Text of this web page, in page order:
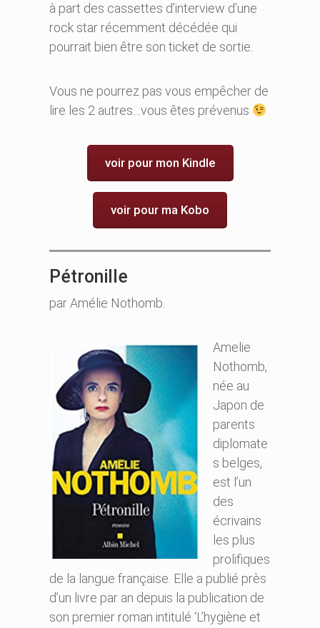
à part des cassettes d’interview d’une
rock star récemment décédée qui
pourrait bien être son ticket de sortie.
Vous ne pourrez pas vous empêcher de
lire les 2 autres…vous êtes prévenus
voir pour mon Kindle
voir pour ma Kobo
Pétronille
par Amélie Nothomb.
Amelie
Nothomb,
née au
Japon de
parents
diplomate
s belges,
est l’un
des
écrivains
les plus
prolifiques
de la langue française. Elle a publié près
d’un livre par an depuis la publication de
son premier roman intitulé ‘L’hygiène et